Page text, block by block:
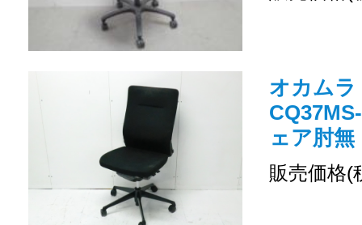
オカムラ
ェア肘無
販売価格(